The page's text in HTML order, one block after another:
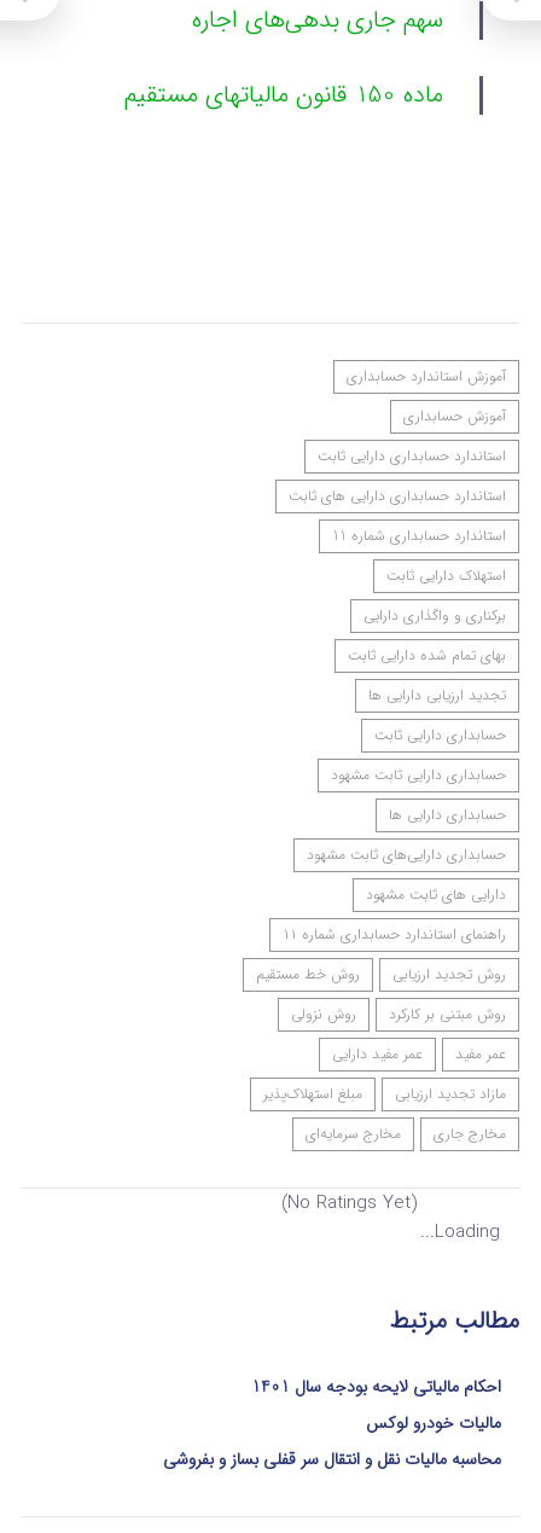
سهم جاری بدهی‌های اجاره
ماده 150 قانون مالیاتهای مستقیم
آموزش استاندارد حسابداری
آموزش حسابداری
استاندارد حسابداری دارایی ثابت
استاندارد حسابداری دارایی های ثابت
استاندارد حسابداری شماره 11
استهلاک دارایی ثابت
برکناری و واگذاری دارایی
بهای تمام شده دارایی ثابت
تجدید ارزیابی دارایی ها
حسابداری دارایی‌ ثابت
حسابداری دارایی‌ ثابت مشهود
حسابداری دارایی ها
حسابداری دارایی‌های ثابت مشهود
دارایی های ثابت مشهود
راهنمای استاندارد حسابداری شماره ۱۱
روش تجدید ارزیابی
روش خط مستقیم
روش مبتنی بر کارکرد
روش نزولی
عمر مفید
عمر مفید دارایی
مازاد تجدید ارزیابی
مبلغ استهلاک‌پذیر
مخارج جاری
مخارج سرمایه‌ای
(No Ratings Yet)
Loading...
مطالب مرتبط
احکام مالیاتی لایحه بودجه سال 1401
مالیات خودرو لوکس
محاسبه مالیات نقل و انتقال سر قفلی بساز و بفروشی